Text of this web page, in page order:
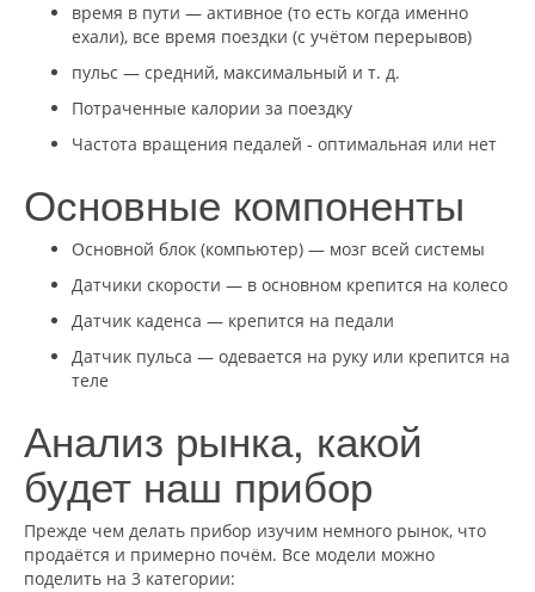
время в пути — активное (то есть когда именно
ехали), все время поездки (с учётом перерывов)
пульс — средний, максимальный и т. д.
Потраченные калории за поездку
Частота вращения педалей - оптимальная или нет
Основные компоненты
Основной блок (компьютер) — мозг всей системы
Датчики скорости — в основном крепится на колесо
Датчик каденса — крепится на педали
Датчик пульса — одевается на руку или крепится на
теле
Анализ рынка, какой
будет наш прибор
Прежде чем делать прибор изучим немного рынок, что
продаётся и примерно почём. Все модели можно
поделить на 3 категории: